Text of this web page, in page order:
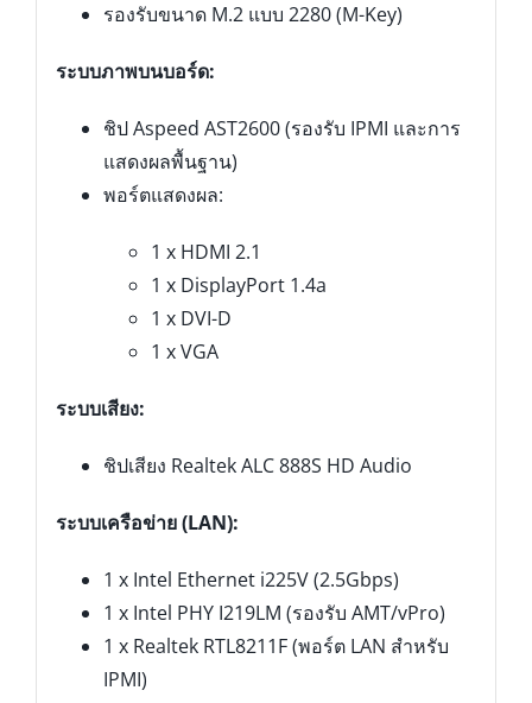
รองรับขนาด M.2 แบบ 2280 (M-Key)
ระบบภาพบนบอร์ด:
ชิป Aspeed AST2600 (รองรับ IPMI และการ
แสดงผลพื้นฐาน)
พอร์ตแสดงผล:
1 x HDMI 2.1
1 x DisplayPort 1.4a
1 x DVI-D
1 x VGA
ระบบเสียง:
ชิปเสียง Realtek ALC 888S HD Audio
ระบบเครือข่าย (LAN):
1 x Intel Ethernet i225V (2.5Gbps)
1 x Intel PHY I219LM (รองรับ AMT/vPro)
1 x Realtek RTL8211F (พอร์ต LAN สำหรับ
IPMI)